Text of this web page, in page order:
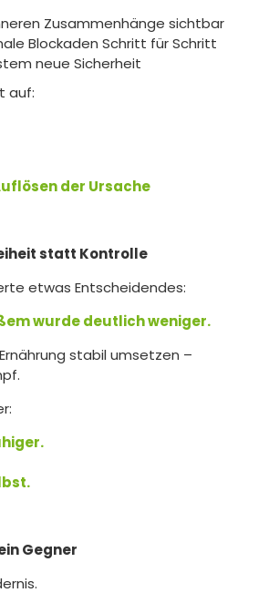
Zusammenhänge sichtbar
Blockaden Schritt für Schritt
neue Sicherheit
auf:
der Ursache
statt Kontrolle
etwas Entscheidendes:
wurde deutlich weniger.
stabil umsetzen –
Gegner